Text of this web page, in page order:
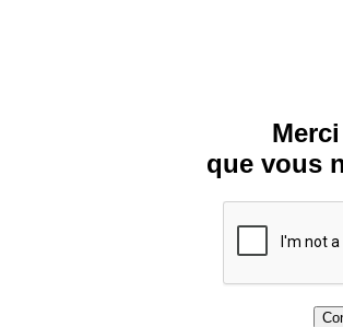
que vous